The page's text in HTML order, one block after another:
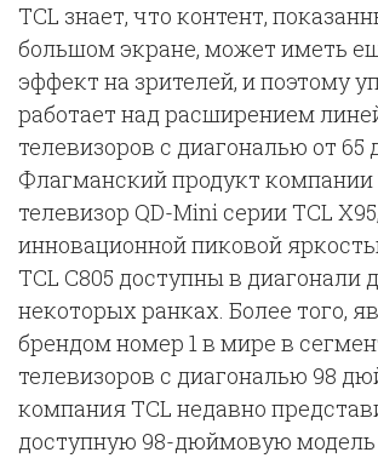
TCL знает, что контент,
большом экране, может иметь
эффект на зрителей, и поэтому
работает над расширением
телевизоров с диагональю от 65
Флагманский продукт
телевизор QD-Mini серии TCL
инновационной пиковой
TCL C805 доступны в диагонали
некоторых ранках. Более того,
брендом номер 1 в мире в
телевизоров с диагональю 98
компания TCL недавно
доступную 98-дюймовую модель